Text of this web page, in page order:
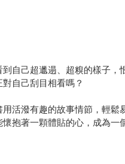
自己超邋遢、超糗的樣子，
自己刮目相看嗎？
活潑有趣的故事情節，輕鬆
抱著一顆體貼的心，成為一